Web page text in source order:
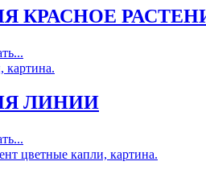
КРАСНОЕ
ЛИНИИ